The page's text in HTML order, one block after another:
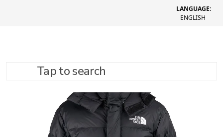
LANGUAGE:
ENGLISH
Tap to search